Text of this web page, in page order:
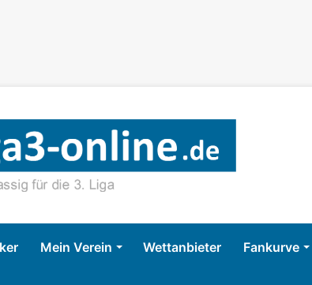
Mein Verein Wettanbieter Fankurve